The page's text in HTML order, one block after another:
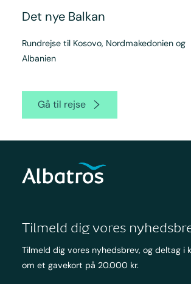
Det nye Balkan
Rundrejse til Kosovo, Nordmakedonien og
Albanien
Gå til rejse
Tilmeld dig vores
Tilmeld dig vores nyhedsbrev, og deltag i
om et gavekort på 20.000 kr.